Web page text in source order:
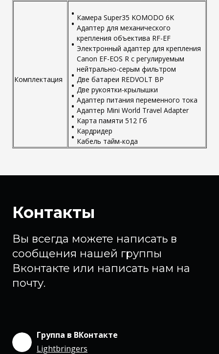
Комплектация
Камера Super35 KOMODO 6K
Адаптер для механического
крепления объектива RF-EF
Электронный адаптер для крепления
Canon EF-EOS R с регулируемым
нейтрально-серым фильтром
Две батареи REDVOLT BP
Две рукоятки-крылышки
Адаптер питания переменного тока
Адаптер Mini World Travel Adapter
Карта памяти 512 Гб
Кардридер
Кабель тайм-кода
Контакты
Вы всегда можете написать в
сообщения нашей группы
Вконтакте или написать нам на
почту.
Группа в ВКонтакте
Lightbringers